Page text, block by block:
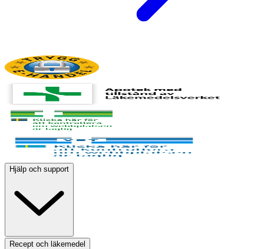
Hjälp och support
Recept och läkemedel